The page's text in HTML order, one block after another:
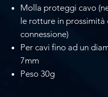
Molla proteggi cavo
le rotture in prossimità
connessione)
Per cavi fino ad un
7mm
Peso 30g